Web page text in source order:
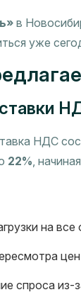
в
уже
НДС
22%,
на
спроса из-